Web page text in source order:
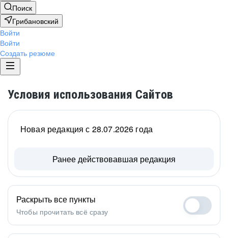
Поиск
Грибановский
Войти
Войти
Создать резюме
Условия использования Сайтов
Новая редакция с 28.07.2026 года
Ранее действовавшая редакция
Раскрыть все пункты
Чтобы прочитать всё сразу